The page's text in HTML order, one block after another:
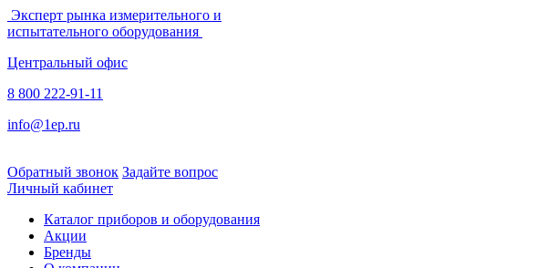
Эксперт рынка измерительного и
испытательного оборудования
Центральный офис
8 800 222-91-11
info@1ep.ru
Обратный звонок Задайте вопрос
Личный кабинет
Каталог приборов и оборудования
Акции
Бренды